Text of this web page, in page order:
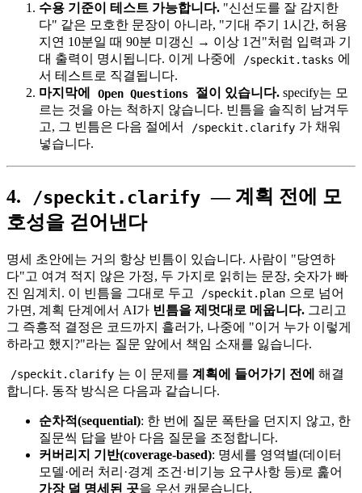
수용 기준이 테스트 가능합니다. "신선도를 잘 감지한
다" 같은 모호한 문장이 아니라, "기대 주기 1시간, 허용
지연 10분일 때 90분 미갱신 → 이상 1건"처럼 입력과 기
대 출력이 명시됩니다. 이게 나중에
/speckit.tasks 에
서 테스트로 직결됩니다.
마지막에
Open Questions 절이 있습니다. specify는 모
르는 것을 아는 척하지 않습니다. 빈틈을 솔직히 남겨두
고, 그 빈틈은 다음 절에서
/speckit.clarify 가 채워
넣습니다.
4. /speckit.clarify — 계획 전에 모
호성을 걷어낸다
명세 초안에는 거의 항상 빈틈이 있습니다. 사람이 "당연하
다"고 여겨 적지 않은 가정, 두 가지로 읽히는 문장, 숫자가 빠
진 임계치. 이 빈틈을 그대로 두고
/speckit.plan 으로 넘어
가면, 계획 단계에서 AI가 빈틈을 제멋대로 메웁니다. 그리고
그 즉흥적 결정은 코드까지 흘러가, 나중에 "이거 누가 이렇게
하라고 했지?"라는 질문 앞에서 책임 소재를 잃습니다.
/speckit.clarify 는 이 문제를계획에 들어가기 전에 해결
합니다. 동작 방식은 다음과 같습니다.
순차적(sequential): 한 번에 질문 폭탄을 던지지 않고, 한
질문씩 답을 받아 다음 질문을 조정합니다.
커버리지 기반(coverage-based): 명세를 영역별(데이터
모델·에러 처리·경계 조건·비기능 요구사항 등)로 훑어
가장 덜 명세된 곳을 우선 캐묻습니다.